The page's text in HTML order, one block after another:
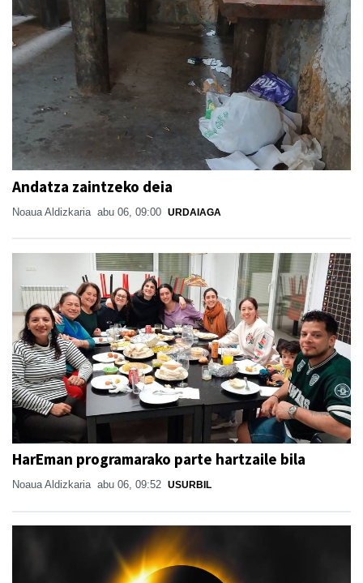
Andatza zaintzeko deia
Noaua Aldizkaria abu 06, 09:00 URDAIAGA
HarEman programarako parte hartzaile bila
Noaua Aldizkaria abu 06, 09:52 USURBIL